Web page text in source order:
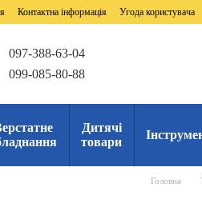
Контактна інформація Угода користувача
097-388-63-04
099-085-80-88
Дитячі
товари
Головна